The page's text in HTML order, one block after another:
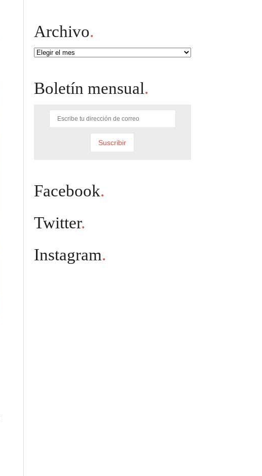
Archivo.
Archivo
Boletín mensual.
Facebook.
Twitter.
Instagram.